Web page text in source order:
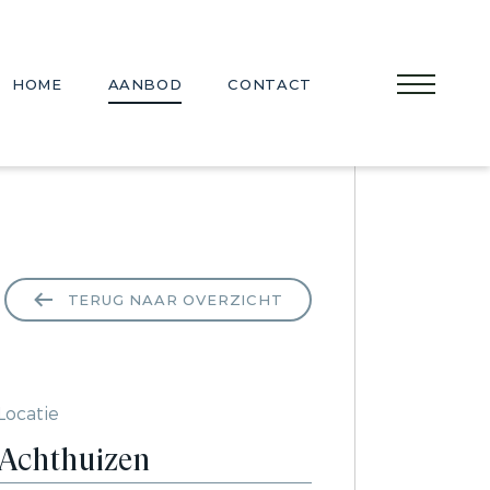
HOME AANBOD CONTACT
TERUG NAAR OVERZICHT